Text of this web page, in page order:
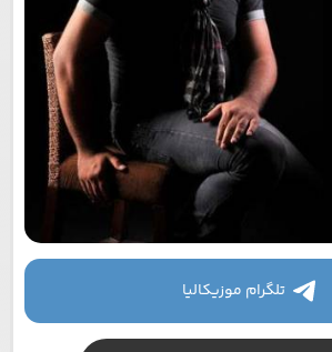
تلگرام موزیکالیا